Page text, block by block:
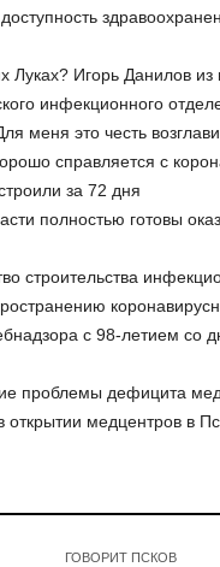
Луках? Игорь Данилов
инфекционного
меня это честь
справляется с
за 72 дня
полностью готовы
строительства
с 98-летием со
проблемы дефицита
медцентров в
ГОВОРИТ ПСКОВ